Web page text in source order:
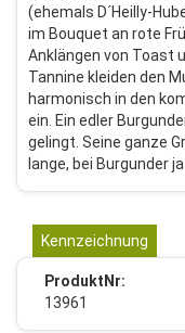
(ehemals D´Heilly-
im Bouquet an rote
Anklängen von Toast
Tannine kleiden den
harmonisch in den
ein. Ein edler
gelingt. Seine ganze
lange, bei Burgunder
Kennzeichnung
ProduktNr:
13961